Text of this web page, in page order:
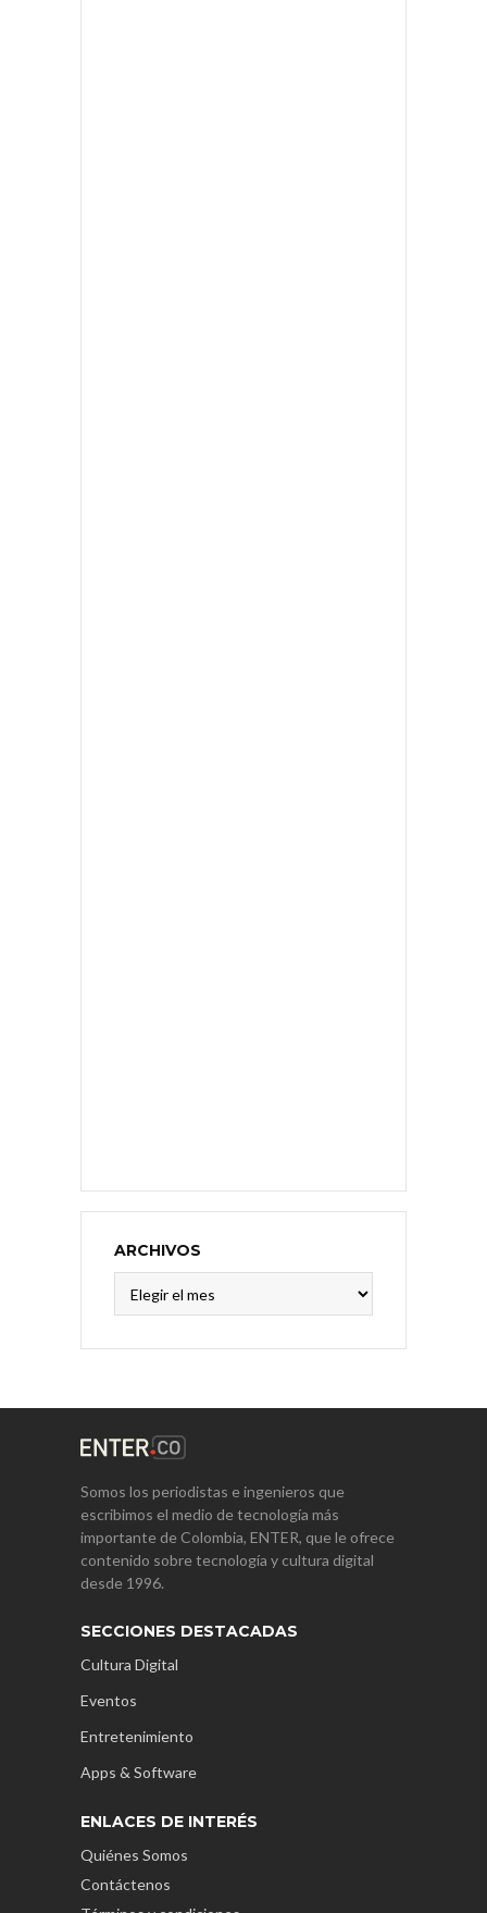
ARCHIVOS
Somos los periodistas e ingenieros que
escribimos el medio de tecnología más
importante de Colombia, ENTER, que le ofrece
contenido sobre tecnología y cultura digital
desde 1996.
SECCIONES DESTACADAS
Cultura Digital
Eventos
Entretenimiento
Apps & Software
ENLACES DE INTERÉS
Quiénes Somos
Contáctenos